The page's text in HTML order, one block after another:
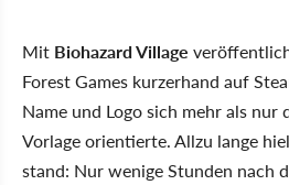
Mit Biohazard Village
Forest Games kurzerhand auf
Name und Logo sich mehr als nur
Vorlage orientierte. Allzu lange
stand: Nur wenige Stunden nach